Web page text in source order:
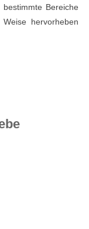
Bereiche
hervorheben